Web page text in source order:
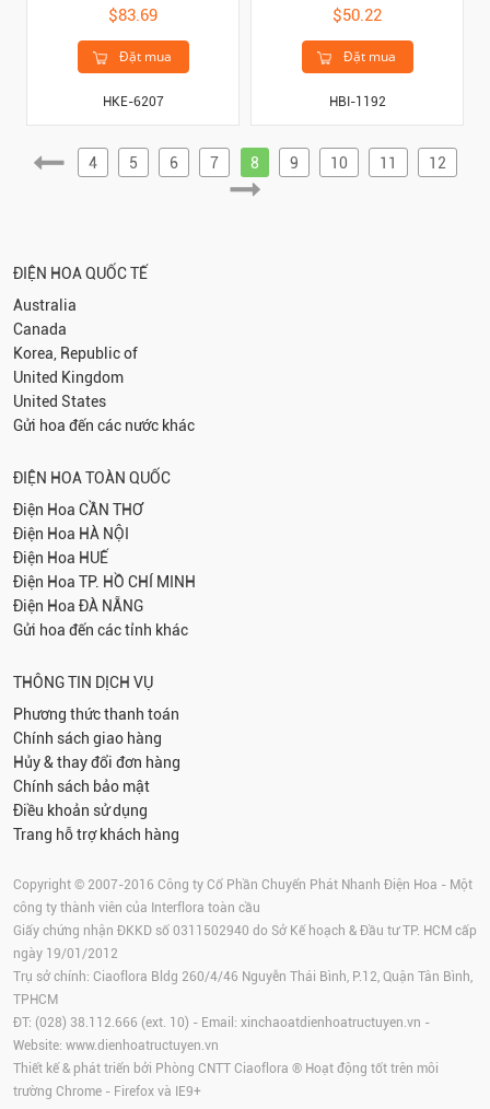
$83.69
Đặt mua
HKE-6207
$50.22
Đặt mua
HBI-1192
4 5 6 7 8 9 10 11 12
ĐIỆN HOA QUỐC TẾ
Australia
Canada
Korea, Republic of
United Kingdom
United States
Gửi hoa đến các nước khác
ĐIỆN HOA TOÀN QUỐC
Điện Hoa CẦN THƠ
Điện Hoa HÀ NỘI
Điện Hoa HUẾ
Điện Hoa TP. HỒ CHÍ MINH
Điện Hoa ĐÀ NẴNG
Gửi hoa đến các tỉnh khác
THÔNG TIN DỊCH VỤ
Phương thức thanh toán
Chính sách giao hàng
Hủy & thay đổi đơn hàng
Chính sách bảo mật
Điều khoản sử dụng
Trang hỗ trợ khách hàng
Copyright © 2007-2016 Công ty Cổ Phần Chuyển Phát Nhanh Điện Hoa - Một
công ty thành viên của Interflora toàn cầu
Giấy chứng nhận ĐKKD số 0311502940 do Sở Kế hoạch & Đầu tư TP. HCM cấp
ngày 19/01/2012
Trụ sở chính: Ciaoflora Bldg 260/4/46 Nguyễn Thái Bình, P.12, Quận Tân Bình,
TPHCM
ĐT: (028) 38.112.666 (ext. 10) - Email: xinchaoatdienhoatructuyen.vn -
Website: www.dienhoatructuyen.vn
Thiết kế & phát triển bởi Phòng CNTT Ciaoflora ® Hoạt động tốt trên môi
trường Chrome - Firefox và IE9+